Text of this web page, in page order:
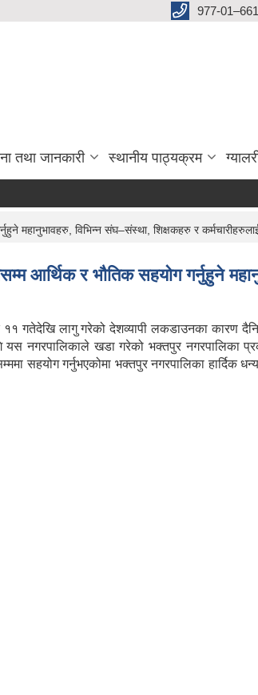
977-
तथा जानकारी स्थानीय पाठ्यक्रम
महानुभावहरु, विभिन्न संघ–संस्था, शिक्षकहरु र कर्मचारीहरुलाई
आर्थिक र भाैतिक सहयोग गर्नुहुने
गतेदेखि लागु गरेको देशव्यापी लकडाउनका कारण
नगरपालिकाले खडा गरेको भक्तपुर नगरपालिका
सहयोग गर्नुभएकोमा भक्तपुर नगरपालिका हार्दिक